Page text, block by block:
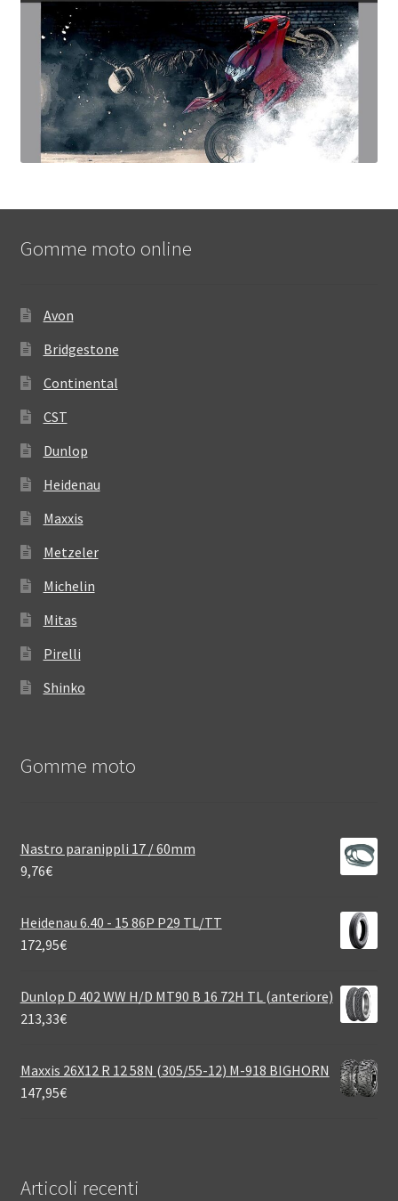
Gomme moto online
Avon
Bridgestone
Continental
CST
Dunlop
Heidenau
Maxxis
Metzeler
Michelin
Mitas
Pirelli
Shinko
Gomme moto
Nastro paranippli 17 / 60mm
9,76€
Heidenau 6.40 - 15 86P P29 TL/TT
172,95€
Dunlop D 402 WW H/D MT90 B 16 72H TL (anteriore)
213,33€
Maxxis 26X12 R 12 58N (305/55-12) M-918 BIGHORN
147,95€
Articoli recenti